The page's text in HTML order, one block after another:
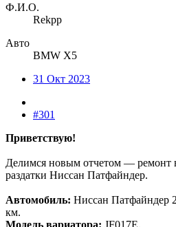
Ф.И.О.
Rekpp
Авто
BMW X5
31 Окт 2023
#301
Приветствую!
Делимся новым отчетом — ремонт
раздатки Ниссан Патфайндер.
Автомобиль: Ниссан Патфайндер
км.
Модель вариатора: JF017E.